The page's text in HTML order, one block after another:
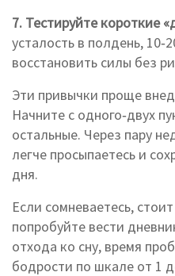
7. Тестируйте короткие
усталость в полдень,
восстановить силы без
Эти привычки проще
Начните с одного‑двух
остальные. Через пару
легче просыпаетесь и
дня.
Если сомневаетесь,
попробуйте вести
отхода ко сну, время
бодрости по шкале от 1